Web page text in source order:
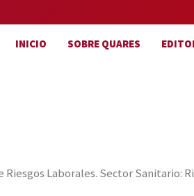
INICIO SOBRE QUARES
Riesgos Laborales. Sector Sanitario: